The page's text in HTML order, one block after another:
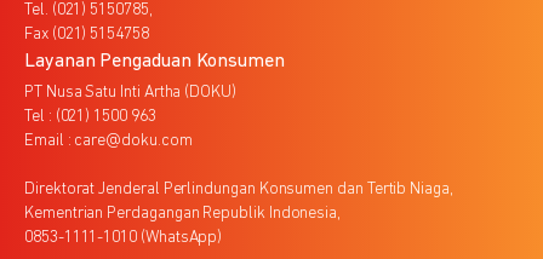
Tel. (021) 5150785,
Fax (021) 5154758
Layanan Pengaduan Konsumen
PT Nusa Satu Inti Artha (DOKU)
Tel : (021) 1500 963
Email : care@doku.com
Direktorat Jenderal Perlindungan Konsumen dan Tertib Niaga,
Kementrian Perdagangan Republik Indonesia,
0853-1111-1010 (WhatsApp)